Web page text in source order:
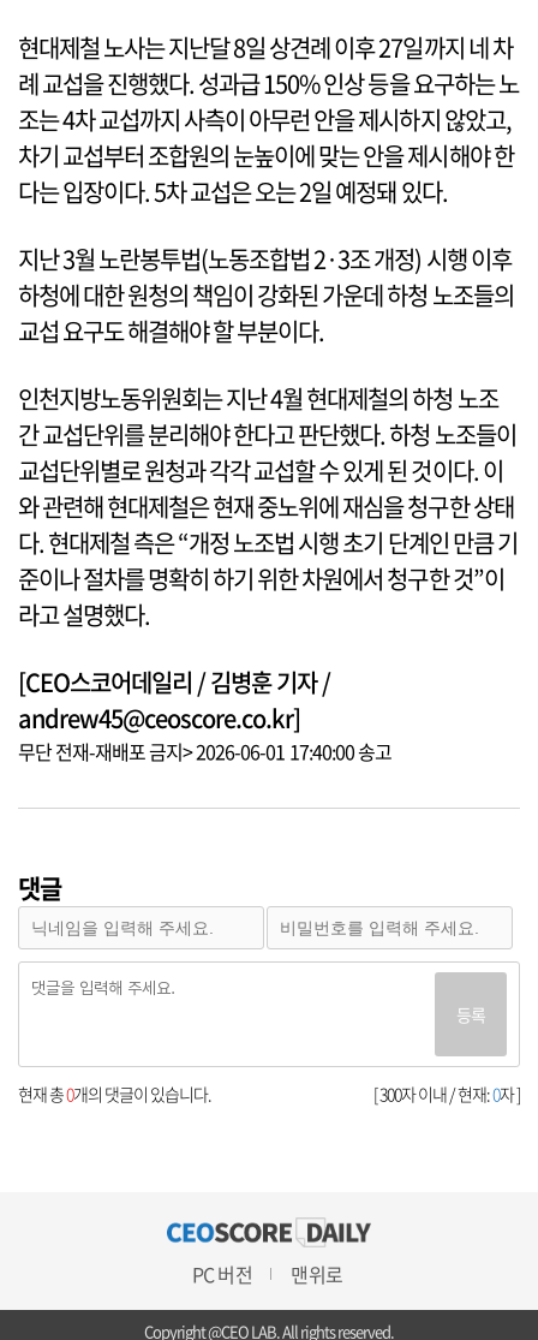
현대제철 노사는 지난달 8일 상견례 이후 27일까지 네 차
례 교섭을 진행했다. 성과급 150% 인상 등을 요구하는 노
조는 4차 교섭까지 사측이 아무런 안을 제시하지 않았고,
차기 교섭부터 조합원의 눈높이에 맞는 안을 제시해야 한
다는 입장이다. 5차 교섭은 오는 2일 예정돼 있다.
지난 3월 노란봉투법(노동조합법 2·3조 개정) 시행 이후
하청에 대한 원청의 책임이 강화된 가운데 하청 노조들의
교섭 요구도 해결해야 할 부분이다.
인천지방노동위원회는 지난 4월 현대제철의 하청 노조
간 교섭단위를 분리해야 한다고 판단했다. 하청 노조들이
교섭단위별로 원청과 각각 교섭할 수 있게 된 것이다. 이
와 관련해 현대제철은 현재 중노위에 재심을 청구한 상태
다. 현대제철 측은 “개정 노조법 시행 초기 단계인 만큼 기
준이나 절차를 명확히 하기 위한 차원에서 청구한 것”이
라고 설명했다.
[CEO스코어데일리 / 김병훈 기자 /
andrew45@ceoscore.co.kr]
무단 전재-재배포 금지> 2026-06-01 17:40:00 송고
댓글
등록
[ 300자 이내 / 현재:0자 ]
현재 총0개의 댓글이 있습니다.
PC 버전 맨위로
Copyright @CEO LAB. All rights reserved.